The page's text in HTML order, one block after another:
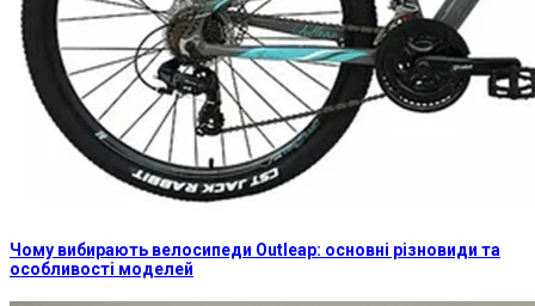
Чому вибирають велосипеди Outleap: основні різновиди та
особливості моделей